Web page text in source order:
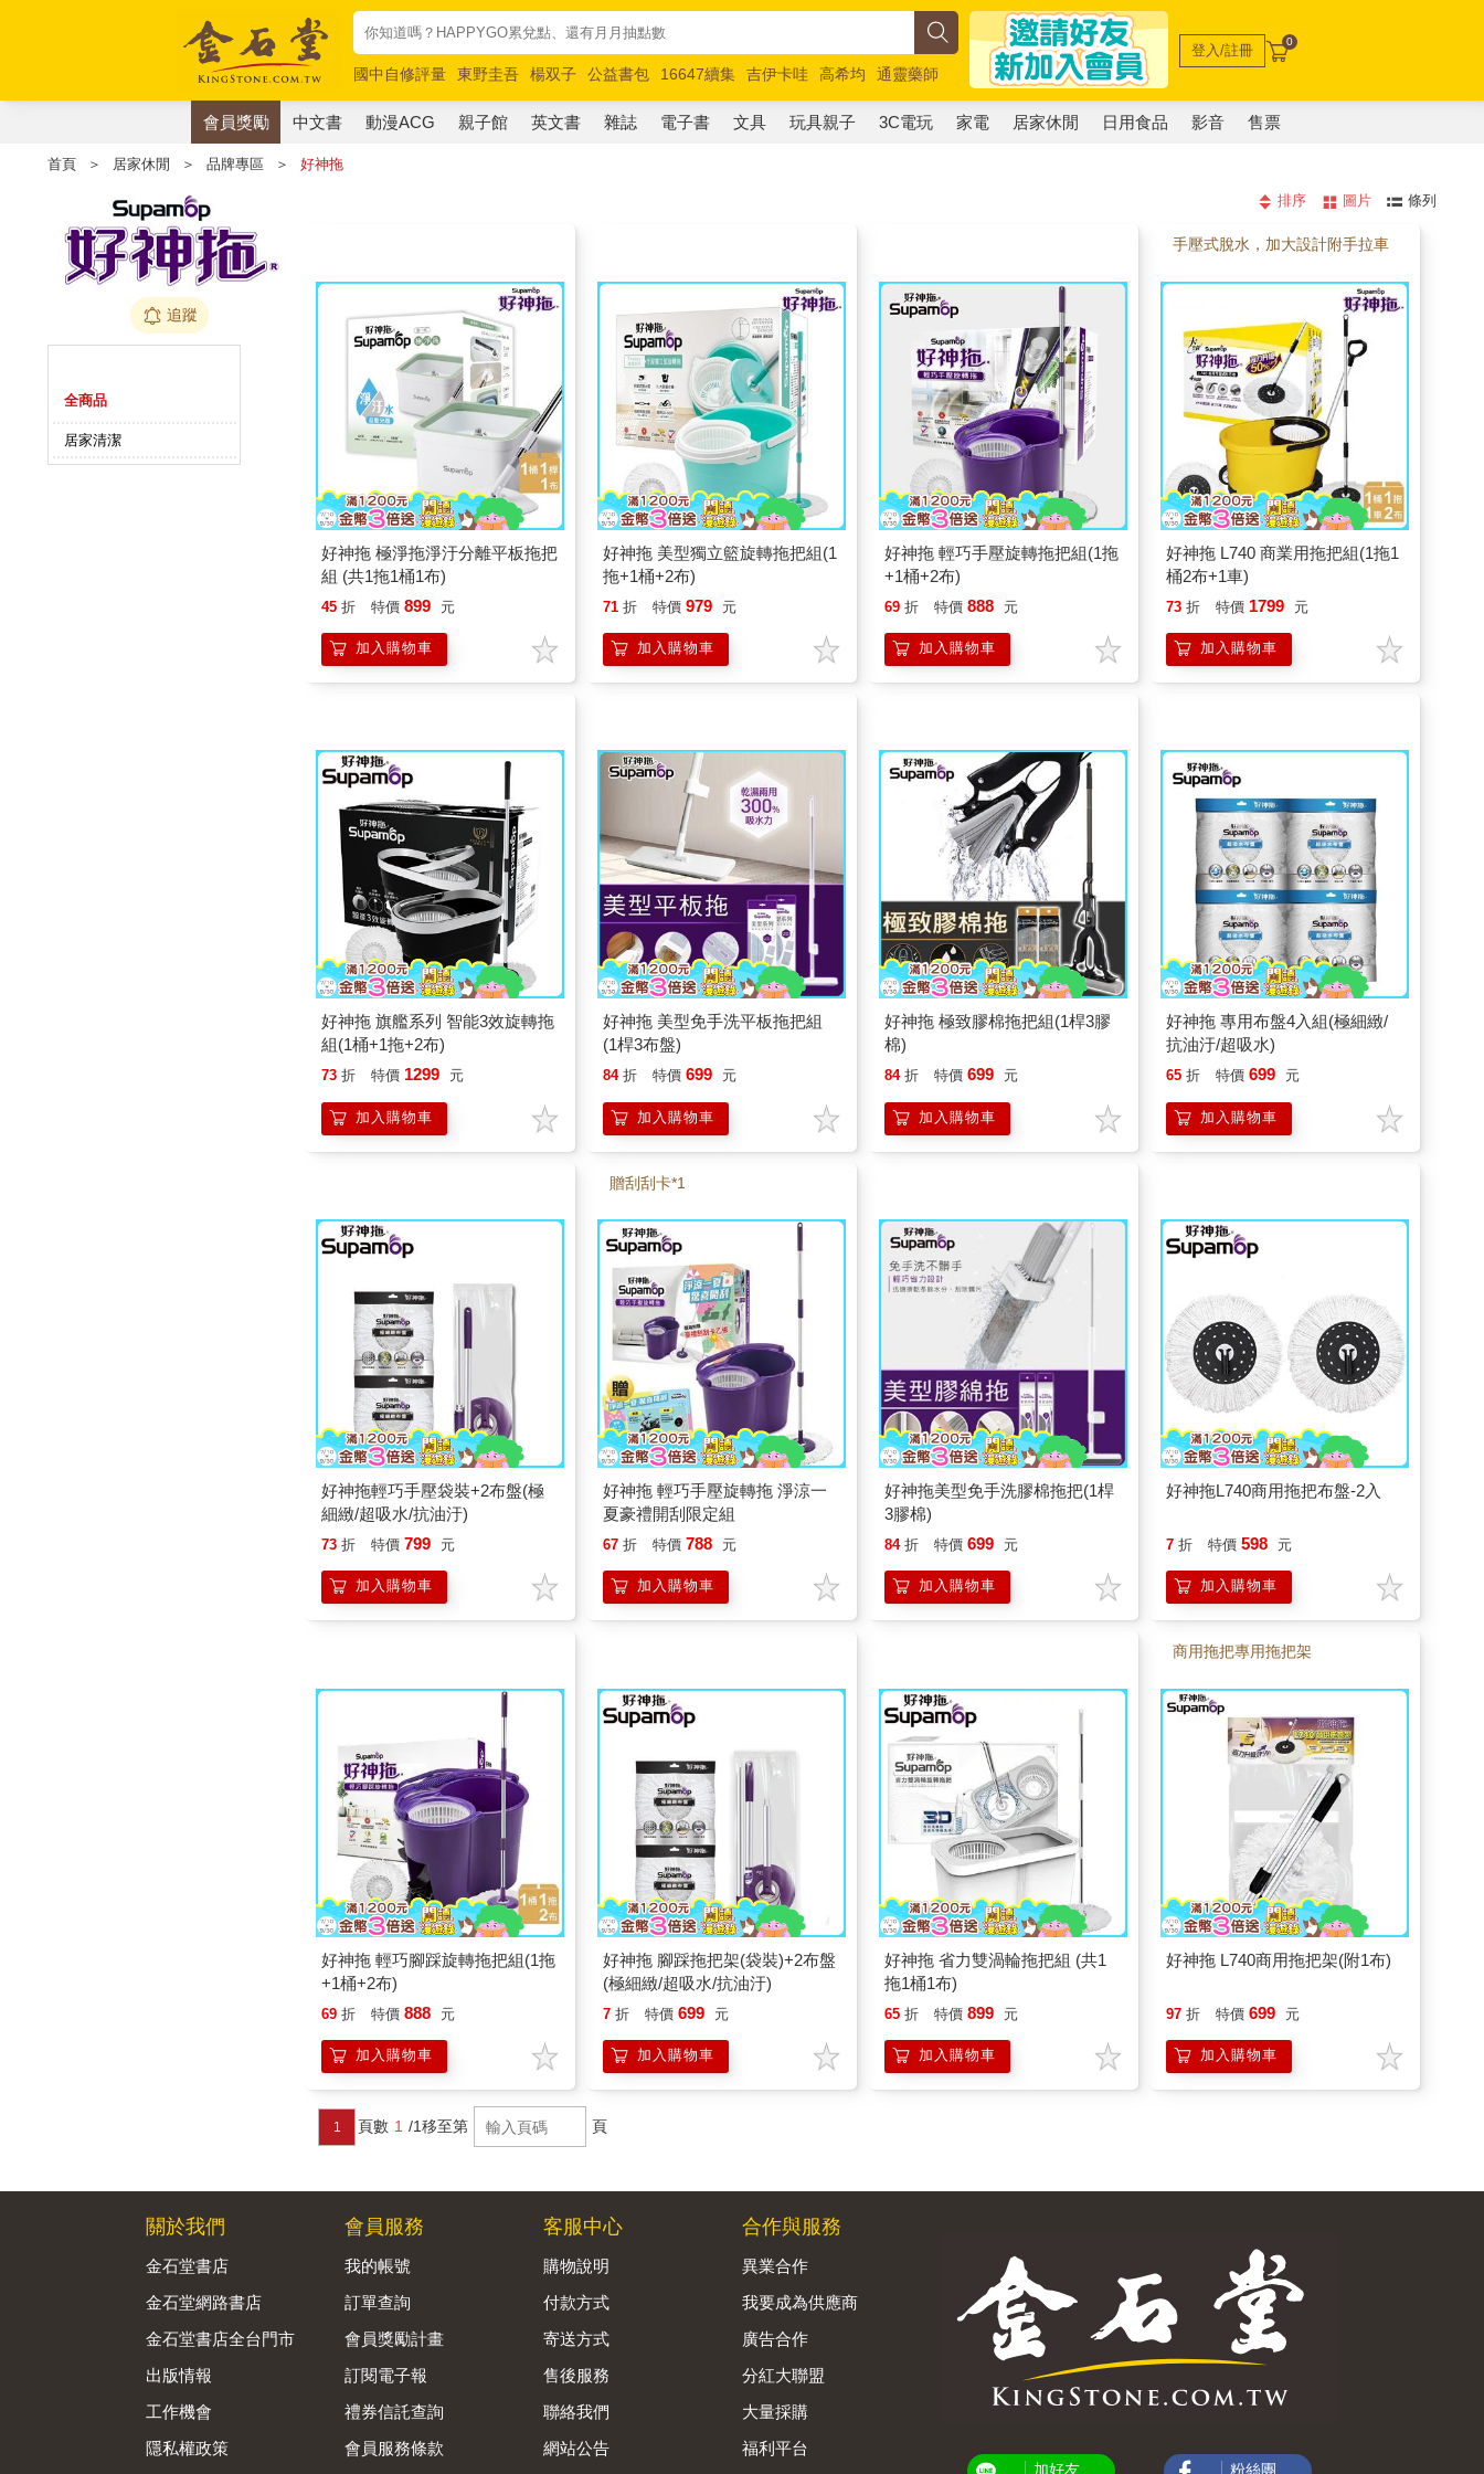
國中自修評量 東野圭吾 楊双子 公益書包 16647續集 吉伊卡哇 高希均
通靈藥師
唯紅花綻放
奧德賽 路邊攤新作 馬斯克 玩具總動員5 超慢跑
登入/註冊 0
會員獎勵 中文書 動漫ACG 親子館 英文書 雜誌 電子書 文具 玩具親子 3C電玩 家電 居家休閒 日用食品 影音 售票
首頁 ＞ 居家休閒 ＞ 品牌專區 ＞ 好神拖
追蹤
全商品
居家清潔
排序 圖片 條列
好神拖 極淨拖淨汙分離平板拖把
組 (共1拖1桶1布)
45 折 特價 899 元
加入購物車
好神拖 美型獨立籃旋轉拖把組(1
拖+1桶+2布)
71 折 特價 979 元
加入購物車
好神拖 輕巧手壓旋轉拖把組(1拖
+1桶+2布)
69 折 特價 888 元
加入購物車
手壓式脫水，加大設計附手拉車
好神拖 L740 商業用拖把組(1拖1
桶2布+1車)
73 折 特價 1799 元
加入購物車
好神拖 旗艦系列 智能3效旋轉拖
組(1桶+1拖+2布)
73 折 特價 1299 元
加入購物車
好神拖 美型免手洗平板拖把組
(1桿3布盤)
84 折 特價 699 元
加入購物車
好神拖 極致膠棉拖把組(1桿3膠
棉)
84 折 特價 699 元
加入購物車
好神拖 專用布盤4入組(極細緻/
抗油汙/超吸水)
65 折 特價 699 元
加入購物車
好神拖輕巧手壓袋裝+2布盤(極
細緻/超吸水/抗油汙)
73 折 特價 799 元
加入購物車
贈刮刮卡*1
好神拖 輕巧手壓旋轉拖 淨涼一
夏豪禮開刮限定組
67 折 特價 788 元
加入購物車
好神拖美型免手洗膠棉拖把(1桿
3膠棉)
84 折 特價 699 元
加入購物車
好神拖L740商用拖把布盤-2入
7 折 特價 598 元
加入購物車
好神拖 輕巧腳踩旋轉拖把組(1拖
+1桶+2布)
69 折 特價 888 元
加入購物車
好神拖 腳踩拖把架(袋裝)+2布盤
(極細緻/超吸水/抗油汙)
7 折 特價 699 元
加入購物車
好神拖 省力雙渦輪拖把組 (共1
拖1桶1布)
65 折 特價 899 元
加入購物車
商用拖把專用拖把架
好神拖 L740商用拖把架(附1布)
97 折 特價 699 元
加入購物車
1 頁數 1 /1移至第 頁
關於我們
金石堂書店
金石堂網路書店
金石堂書店全台門市
出版情報
工作機會
隱私權政策
會員服務
我的帳號
訂單查詢
會員獎勵計畫
訂閱電子報
禮券信託查詢
會員服務條款
客服中心
購物說明
付款方式
寄送方式
售後服務
聯絡我們
網站公告
合作與服務
異業合作
我要成為供應商
廣告合作
分紅大聯盟
大量採購
福利平台
加好友 粉絲團